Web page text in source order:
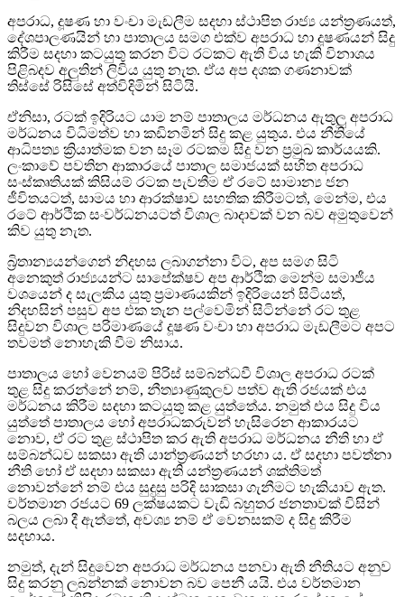
අපරාධ, දූෂණ හා වංචා මැඩලීම සදහා ස්ථාපිත රාජ්‍ය යන්ත්‍රණයත්,
දේශපාලණයින් හා පාතාලය සමග එක්ව අපරාධ හා දූෂණයන් සිදු
කිරීම සදහා කටයුතු කරන විට රටකට ඇති විය හැකි විනාශය
පිළිබදව අලුතින් ලිවිය යුතු නැත. ඒය අප දශක ගණනාවක්
තිස්සේ රිසිසේ අත්විදිමින් සිටියි.
ඒනිසා, රටක් ඉදිරියට යාම නම් පාතාලය මර්ධනය ඇතුලු අපරාධ
මර්ධනය විධිමත්ව හා කඩිනමින් සිදු කළ යුතුය. එය නීතියේ
ආධිපත්‍ය ක්‍රියාත්මක වන සෑම රටකම සිදු වන ප්‍රමුඛ කාර්යයකි.
ලංකාවේ පවතින ආකාරයේ පාතාල සමාජයක් සහිත අපරාධ
සංස්කෘතියක් කිසියම් රටක පැවතීම ඒ රටේ සාමාන්‍ය ජන
ජීවිතයටත්, සාමය හා ආරක්ෂාව සහතික කිරීමටත්, මෙන්ම, එය
රටේ ආර්ථික සංවර්ධනයටත් විශාල බාදාවක් වන බව අමුතුවෙන්
කිව යුතු නැත.
බ්‍රිතාන්‍යයන්ගෙන් නිදහස ලබාගන්නා විට, අප සමග සිටි
අනෙකුත් රාජ්‍යයන්ට සාපේක්ෂව අප ආර්ථික මෙන්ම සමාජීය
වශයෙන් ද සැලකිය යුතු ප්‍රමාණයකින් ඉදිරියෙන් සිටියත්,
නිදහසින් පසුව අප එක තැන පල්වෙමින් සිටින්නේ රට තුළ
සිදුවන විශාල පරිමාණයේ දූෂණ වංචා හා අපරාධ මැඩලීමට අපට
තවමත් නොහැකි වීම නිසාය.
පාතාලය හෝ වෙනයම් පිරිස් සම්බන්ධවී විශාල අපරාධ රටක්
තුළ සිදු කරන්නේ නම්, නීත්‍යාණුකුලව පත්ව ඇති රජයක් එය
මර්ධනය කිරීම සදහා කටයුතු කළ යුත්තේය. නමුත් එය සිදු විය
යුත්තේ පාතාලය හෝ අපරාධකරුවන් හැසිරෙන ආකාරයට
නොව, ඒ රට තුළ ස්ථාපිත කර ඇති අපරාධ මර්ධනය නීති හා ඒ
සම්බන්ධව සකසා ඇති යාන්ත්‍රණයන් හරහා ය. ඒ සදහා පවත්නා
නීති හෝ ඒ සදහා සකසා ඇති යන්ත්‍රණයන් ශක්තිමත්
නොවන්නේ නම් එය සුදුසු පරිදි සාකසා ගැනීමට හැකියාව ඇත.
වර්තමාන රජයට 69 ලක්ෂයකට වැඩි බහුතර ජනතාවක් විසින්
බලය ලබා දී ඇත්තේ, අවශ්‍ය නම් ඒ වෙනසකම් ද සිදු කිරීම
සදහාය.
නමුත්, දැන් සිදුවෙන අපරාධ මර්ධනය පනවා ඇති නීතියට අනුව
සිදු කරනු ලබන්නක් නොවන බව පෙනී යයි. එය වර්තමාන